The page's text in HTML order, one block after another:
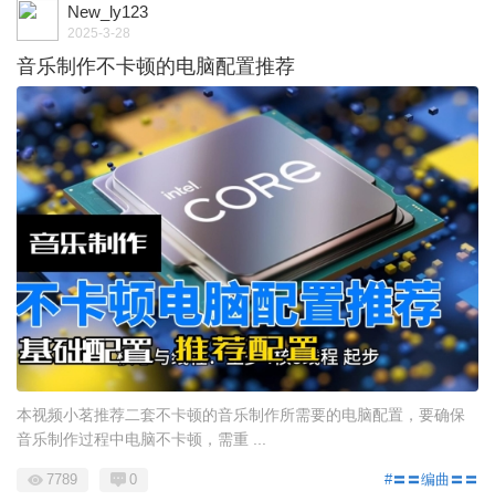
New_ly123
2025-3-28
音乐制作不卡顿的电脑配置推荐
本视频小茗推荐二套不卡顿的音乐制作所需要的电脑配置，要确保
音乐制作过程中电脑不卡顿，需重 ...
#〓〓编曲〓〓
7789 0